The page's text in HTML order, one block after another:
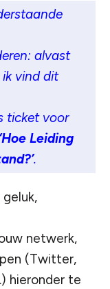
alvast
vind dit
ticket voor
Leiding
.
netwerk,
(Twitter,
hieronder te